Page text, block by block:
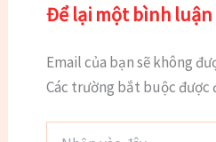
Để lại một bình luận
Email của bạn sẽ không
Các trường bắt buộc được